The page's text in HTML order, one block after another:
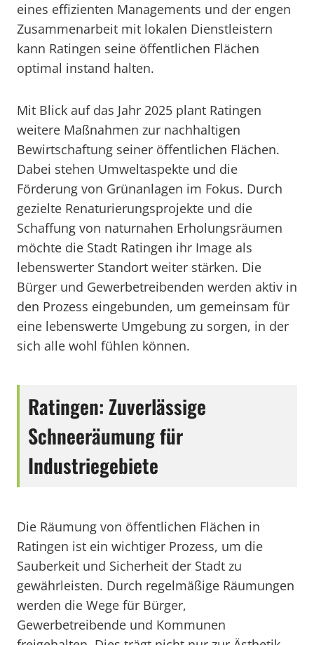
eines effizienten Managements und der engen
Zusammenarbeit mit lokalen Dienstleistern
kann Ratingen seine öffentlichen Flächen
optimal instand halten.
Mit Blick auf das Jahr 2025 plant Ratingen
weitere Maßnahmen zur nachhaltigen
Bewirtschaftung seiner öffentlichen Flächen.
Dabei stehen Umweltaspekte und die
Förderung von Grünanlagen im Fokus. Durch
gezielte Renaturierungsprojekte und die
Schaffung von naturnahen Erholungsräumen
möchte die Stadt Ratingen ihr Image als
lebenswerter Standort weiter stärken. Die
Bürger und Gewerbetreibenden werden aktiv in
den Prozess eingebunden, um gemeinsam für
eine lebenswerte Umgebung zu sorgen, in der
sich alle wohl fühlen können.
Ratingen: Zuverlässige
Schneeräumung für
Industriegebiete
Die Räumung von öffentlichen Flächen in
Ratingen ist ein wichtiger Prozess, um die
Sauberkeit und Sicherheit der Stadt zu
gewährleisten. Durch regelmäßige Räumungen
werden die Wege für Bürger,
Gewerbetreibende und Kommunen